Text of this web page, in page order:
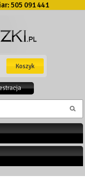
505 091 441
Koszyk